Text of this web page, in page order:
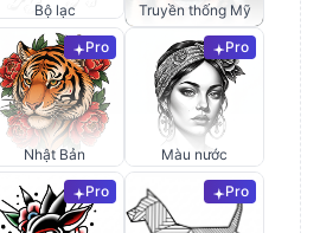
Bộ lạc Truyền thống Mỹ
Pro
Nhật Bản
Pro
Màu nước
Pro Pro